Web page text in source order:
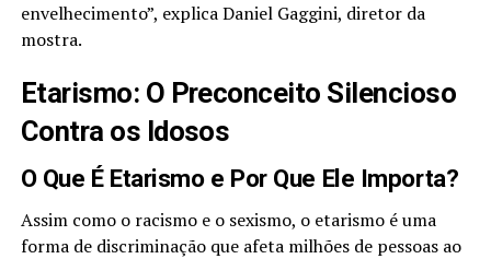
envelhecimento”, explica Daniel Gaggini, diretor da
mostra.
Etarismo: O Preconceito Silencioso
Contra os Idosos
O Que É Etarismo e Por Que Ele Importa?
Assim como o racismo e o sexismo, o etarismo é uma
forma de discriminação que afeta milhões de pessoas ao